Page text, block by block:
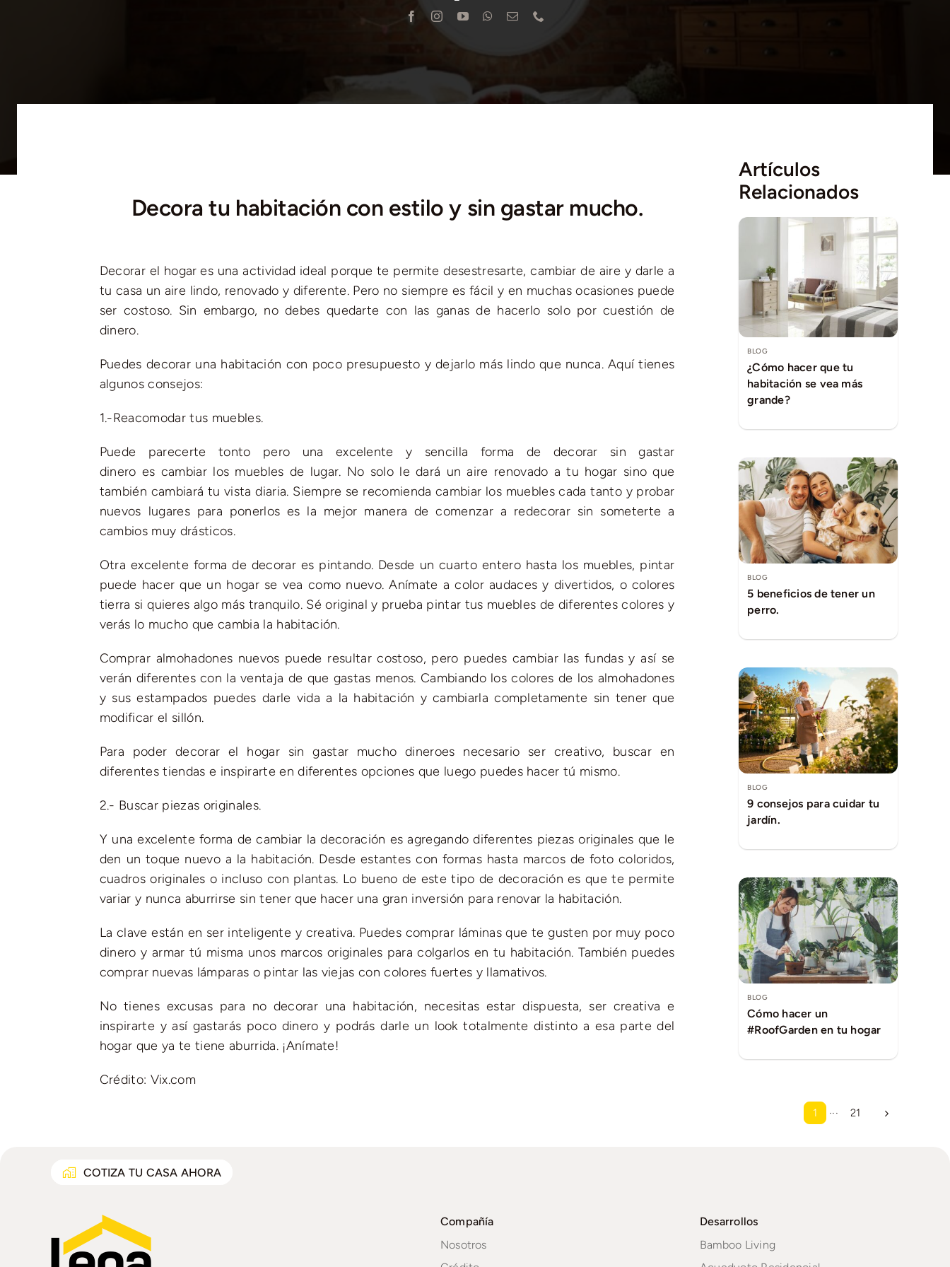
Decora tu habitación con estilo y sin gastar mucho.
Decorar el hogar es una actividad ideal porque te permite desestresarte, cambiar de aire y darle a
tu casa un aire lindo, renovado y diferente. Pero no siempre es fácil y en muchas ocasiones puede
ser costoso. Sin embargo, no debes quedarte con las ganas de hacerlo solo por cuestión de
dinero.
Puedes decorar una habitación con poco presupuesto y dejarlo más lindo que nunca. Aquí tienes
algunos consejos:
1.-Reacomodar tus muebles.
Puede parecerte tonto pero una excelente y sencilla forma de decorar sin gastar
dinero es cambiar los muebles de lugar. No solo le dará un aire renovado a tu hogar sino que
también cambiará tu vista diaria. Siempre se recomienda cambiar los muebles cada tanto y probar
nuevos lugares para ponerlos es la mejor manera de comenzar a redecorar sin someterte a
cambios muy drásticos.
Otra excelente forma de decorar es pintando. Desde un cuarto entero hasta los muebles, pintar
puede hacer que un hogar se vea como nuevo. Anímate a color audaces y divertidos, o colores
tierra si quieres algo más tranquilo. Sé original y prueba pintar tus muebles de diferentes colores y
verás lo mucho que cambia la habitación.
Comprar almohadones nuevos puede resultar costoso, pero puedes cambiar las fundas y así se
verán diferentes con la ventaja de que gastas menos. Cambiando los colores de los almohadones
y sus estampados puedes darle vida a la habitación y cambiarla completamente sin tener que
modificar el sillón.
Para poder decorar el hogar sin gastar mucho dineroes necesario ser creativo, buscar en
diferentes tiendas e inspirarte en diferentes opciones que luego puedes hacer tú mismo.
2.- Buscar piezas originales.
Y una excelente forma de cambiar la decoración es agregando diferentes piezas originales que le
den un toque nuevo a la habitación. Desde estantes con formas hasta marcos de foto coloridos,
cuadros originales o incluso con plantas. Lo bueno de este tipo de decoración es que te permite
variar y nunca aburrirse sin tener que hacer una gran inversión para renovar la habitación.
La clave están en ser inteligente y creativa. Puedes comprar láminas que te gusten por muy poco
dinero y armar tú misma unos marcos originales para colgarlos en tu habitación. También puedes
comprar nuevas lámparas o pintar las viejas con colores fuertes y llamativos.
No tienes excusas para no decorar una habitación, necesitas estar dispuesta, ser creativa e
inspirarte y así gastarás poco dinero y podrás darle un look totalmente distinto a esa parte del
hogar que ya te tiene aburrida. ¡Anímate!
Crédito: Vix.com
Artículos
Relacionados
BLOG
¿Cómo hacer que tu
habitación se vea más
grande?
BLOG
5 beneficios de tener un
perro.
BLOG
9 consejos para cuidar tu
jardín.
BLOG
Cómo hacer un
#RoofGarden en tu hogar
1 ··· 21
COTIZA TU CASA AHORA
Compañía
Nosotros
Desarrollos
Bamboo Living